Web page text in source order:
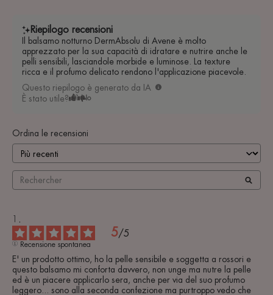
Riepilogo recensioni
Il balsamo notturno DermAbsolu di Avene è molto
apprezzato per la sua capacità di idratare e nutrire anche le
pelli sensibili, lasciandole morbide e luminose. La texture
ricca e il profumo delicato rendono l'applicazione piacevole.
Questo riepilogo è generato da IA
È stato utile?
Sì No
Ordina le recensioni
5/5
Recensione spontanea
E' un prodotto ottimo, ho la pelle sensibile e soggetta a rossori e
questo balsamo mi conforta davvero, non unge ma nutre la pelle
ed è un piacere applicarlo sera, anche per via del suo profumo
leggero... sono alla seconda confezione ma purtroppo vedo che